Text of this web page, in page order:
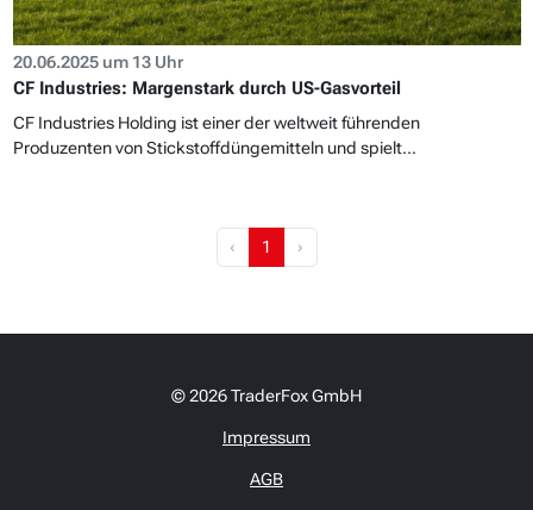
20.06.2025 um 13 Uhr
CF Industries: Margenstark durch US-Gasvorteil
CF Industries Holding ist einer der weltweit führenden
Produzenten von Stickstoffdüngemitteln und spielt...
‹ 1 ›
© 2026 TraderFox GmbH
Impressum
AGB